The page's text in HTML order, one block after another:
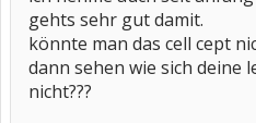
gehts sehr gut damit.
könnte man das cell cept
dann sehen wie sich deine
nicht???